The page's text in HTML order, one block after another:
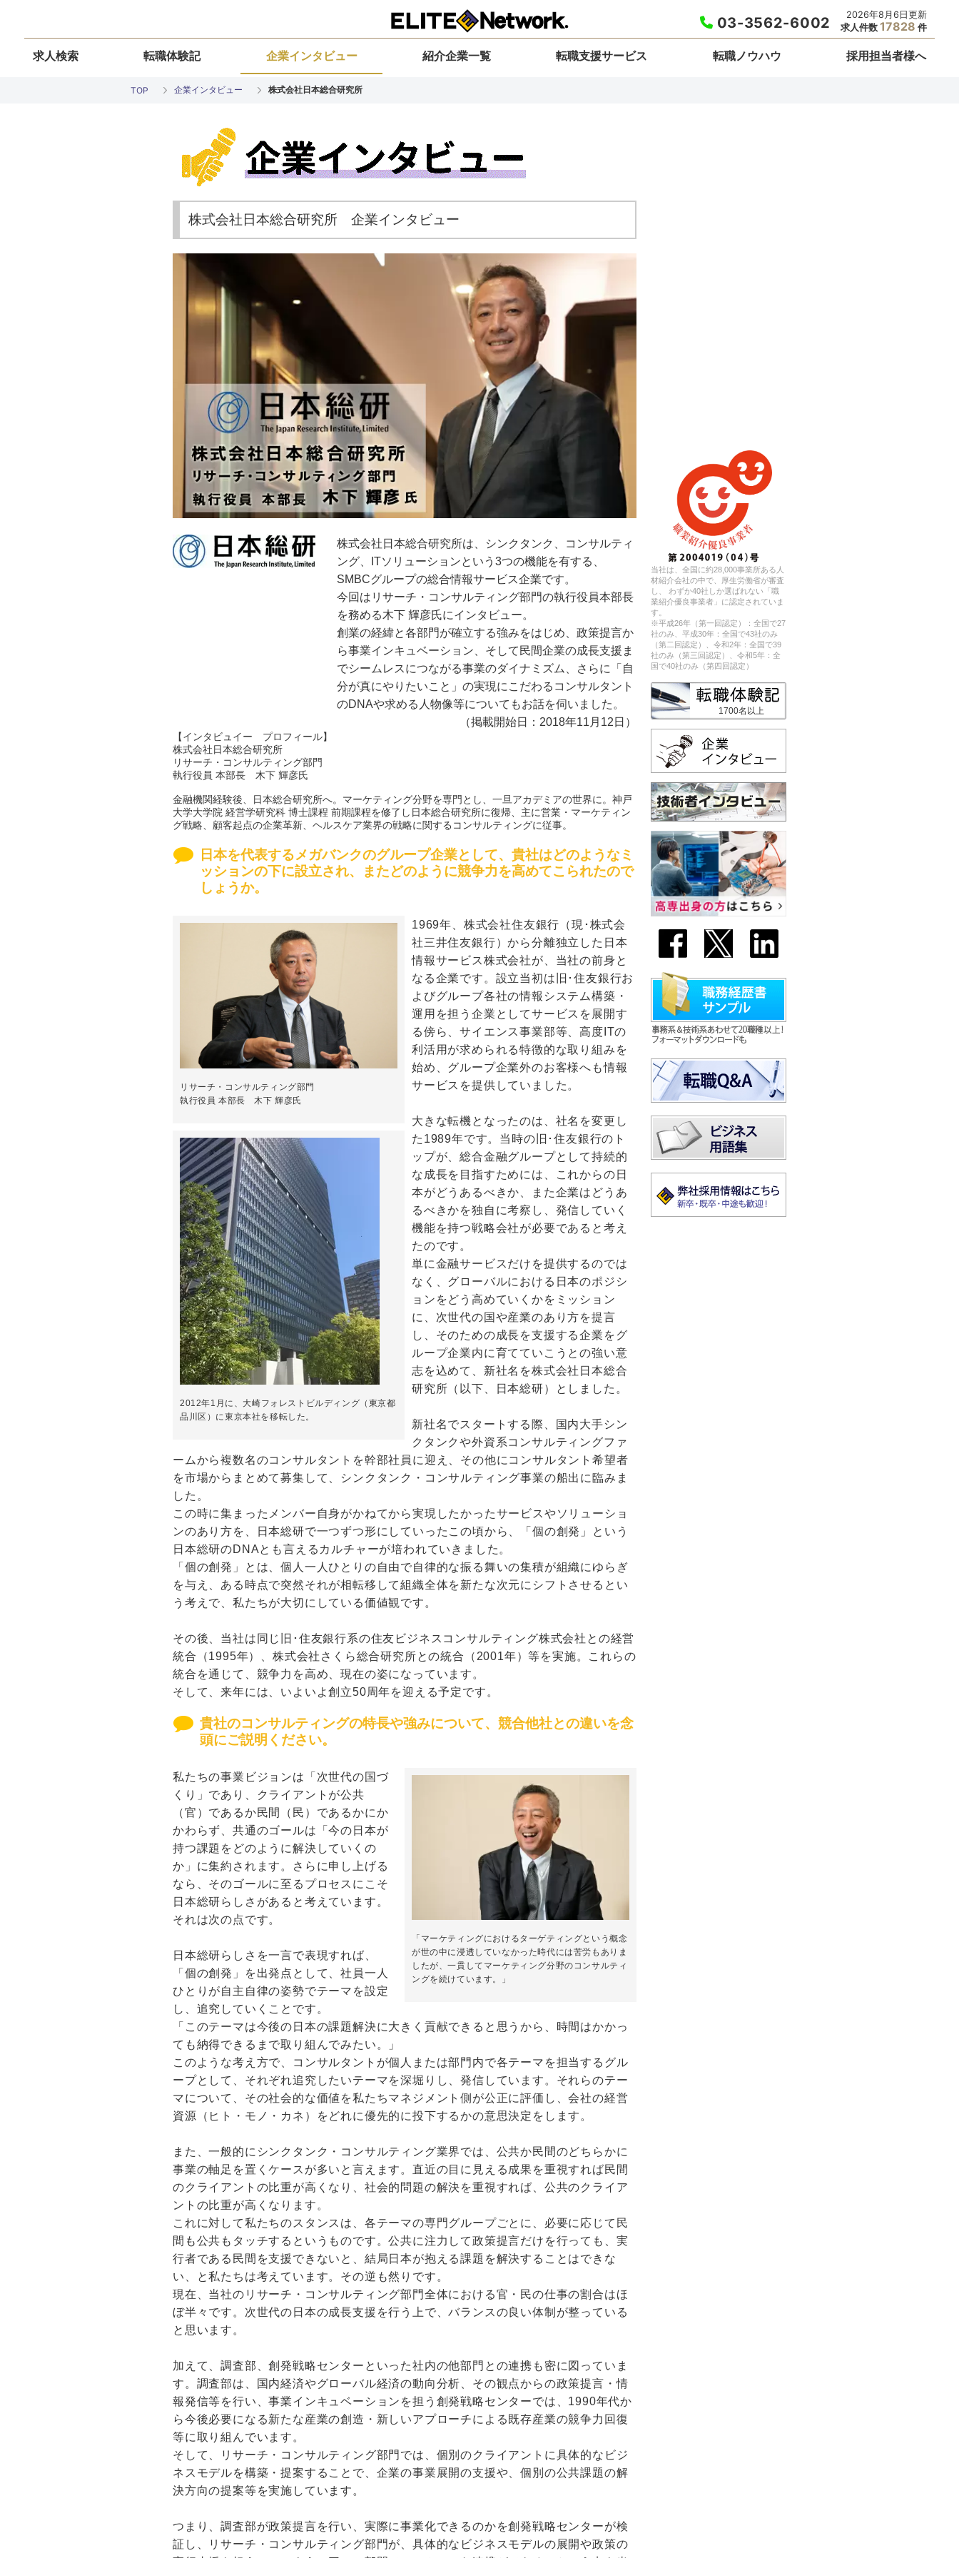
2026年8月6日更新
求人件数 17828 件
03-3562-6002
求人検索 転職体験記 企業インタビュー 紹介企業一覧 転職支援サービス 転職ノウハウ 採用担当者様へ
TOP 企業インタビュー 株式会社日本総合研究所
株式会社日本総合研究所 企業インタビュー
株式会社日本総合研究所は、シンクタンク、コンサルティ
ング、ITソリューションという3つの機能を有する、
SMBCグループの総合情報サービス企業です。
今回はリサーチ・コンサルティング部門の執行役員本部長
を務める木下 輝彦氏にインタビュー。
創業の経緯と各部門が確立する強みをはじめ、政策提言か
ら事業インキュベーション、そして民間企業の成長支援ま
でシームレスにつながる事業のダイナミズム、さらに「自
分が真にやりたいこと」の実現にこだわるコンサルタント
のDNAや求める人物像等についてもお話を伺いました。
（掲載開始日：2018年11月12日）
【インタビュイー プロフィール】
株式会社日本総合研究所
リサーチ・コンサルティング部門
執行役員 本部長 木下 輝彦氏
金融機関経験後、日本総合研究所へ。マーケティング分野を専門とし、一旦アカデミアの世界に。神戸
大学大学院 経営学研究科 博士課程 前期課程を修了し日本総合研究所に復帰、主に営業・マーケティン
グ戦略、顧客起点の企業革新、ヘルスケア業界の戦略に関するコンサルティングに従事。
日本を代表するメガバンクのグループ企業として、貴社はどのようなミ
ッションの下に設立され、またどのように競争力を高めてこられたので
しょうか。
リサーチ・コンサルティング部門
執行役員 本部長 木下 輝彦氏
2012年1月に、大崎フォレストビルディング（東京都
品川区）に東京本社を移転した。
1969年、株式会社住友銀行（現･株式会
社三井住友銀行）から分離独立した日本
情報サービス株式会社が、当社の前身と
なる企業です。設立当初は旧･住友銀行お
よびグループ各社の情報システム構築・
運用を担う企業としてサービスを展開す
る傍ら、サイエンス事業部等、高度ITの
利活用が求められる特徴的な取り組みを
始め、グループ企業外のお客様へも情報
サービスを提供していました。
大きな転機となったのは、社名を変更し
た1989年です。当時の旧･住友銀行のト
ップが、総合金融グループとして持続的
な成長を目指すためには、これからの日
本がどうあるべきか、また企業はどうあ
るべきかを独自に考察し、発信していく
機能を持つ戦略会社が必要であると考え
たのです。
単に金融サービスだけを提供するのでは
なく、グローバルにおける日本のポジシ
ョンをどう高めていくかをミッション
に、次世代の国や産業のあり方を提言
し、そのための成長を支援する企業をグ
ループ企業内に育てていこうとの強い意
志を込めて、新社名を株式会社日本総合
研究所（以下、日本総研）としました。
新社名でスタートする際、国内大手シン
クタンクや外資系コンサルティングファ
ームから複数名のコンサルタントを幹部社員に迎え、その他にコンサルタント希望者
を市場からまとめて募集して、シンクタンク・コンサルティング事業の船出に臨みま
した。
この時に集まったメンバー自身がかねてから実現したかったサービスやソリューショ
ンのあり方を、日本総研で一つずつ形にしていったこの頃から、「個の創発」という
日本総研のDNAとも言えるカルチャーが培われていきました。
「個の創発」とは、個人一人ひとりの自由で自律的な振る舞いの集積が組織にゆらぎ
を与え、ある時点で突然それが相転移して組織全体を新たな次元にシフトさせるとい
う考えで、私たちが大切にしている価値観です。
その後、当社は同じ旧･住友銀行系の住友ビジネスコンサルティング株式会社との経営
統合（1995年）、株式会社さくら総合研究所との統合（2001年）等を実施。これらの
統合を通じて、競争力を高め、現在の姿になっています。
そして、来年には、いよいよ創立50周年を迎える予定です。
貴社のコンサルティングの特長や強みについて、競合他社との違いを念
頭にご説明ください。
「マーケティングにおけるターゲティングという概念
が世の中に浸透していなかった時代には苦労もありま
したが、一貫してマーケティング分野のコンサルティ
ングを続けています。」
私たちの事業ビジョンは「次世代の国づ
くり」であり、クライアントが公共
（官）であるか民間（民）であるかにか
かわらず、共通のゴールは「今の日本が
持つ課題をどのように解決していくの
か」に集約されます。さらに申し上げる
なら、そのゴールに至るプロセスにこそ
日本総研らしさがあると考えています。
それは次の点です。
日本総研らしさを一言で表現すれば、
「個の創発」を出発点として、社員一人
ひとりが自主自律の姿勢でテーマを設定
し、追究していくことです。
「このテーマは今後の日本の課題解決に大きく貢献できると思うから、時間はかかっ
ても納得できるまで取り組んでみたい。」
このような考え方で、コンサルタントが個人または部門内で各テーマを担当するグル
ープとして、それぞれ追究したいテーマを深堀りし、発信しています。それらのテー
マについて、その社会的な価値を私たちマネジメント側が公正に評価し、会社の経営
資源（ヒト・モノ・カネ）をどれに優先的に投下するかの意思決定をします。
また、一般的にシンクタンク・コンサルティング業界では、公共か民間のどちらかに
事業の軸足を置くケースが多いと言えます。直近の目に見える成果を重視すれば民間
のクライアントの比重が高くなり、社会的問題の解決を重視すれば、公共のクライア
ントの比重が高くなります。
これに対して私たちのスタンスは、各テーマの専門グループごとに、必要に応じて民
間も公共もタッチするというものです。公共に注力して政策提言だけを行っても、実
行者である民間を支援できないと、結局日本が抱える課題を解決することはできな
い、と私たちは考えています。その逆も然りです。
現在、当社のリサーチ・コンサルティング部門全体における官・民の仕事の割合はほ
ぼ半々です。次世代の日本の成長支援を行う上で、バランスの良い体制が整っている
と思います。
加えて、調査部、創発戦略センターといった社内の他部門との連携も密に図っていま
す。調査部は、国内経済やグローバル経済の動向分析、その観点からの政策提言・情
報発信等を行い、事業インキュベーションを担う創発戦略センターでは、1990年代か
ら今後必要になる新たな産業の創造・新しいアプローチによる既存産業の競争力回復
等に取り組んでいます。
そして、リサーチ・コンサルティング部門では、個別のクライアントに具体的なビジ
ネスモデルを構築・提案することで、企業の事業展開の支援や、個別の公共課題の解
決方向の提案等を実施しています。
つまり、調査部が政策提言を行い、実際に事業化できるのかを創発戦略センターが検
証し、リサーチ・コンサルティング部門が、具体的なビジネスモデルの展開や政策の
当社は、全国に約28,000事業所ある人
材紹介会社の中で、厚生労働省が審査
し、 わずか40社しか選ばれない「職
業紹介優良事業者」に認定されていま
す。
※平成26年（第一回認定）：全国で27
社のみ、平成30年：全国で43社のみ
（第二回認定）、令和2年：全国で39
社のみ（第三回認定）、令和5年：全
国で40社のみ（第四回認定）
1700名以上